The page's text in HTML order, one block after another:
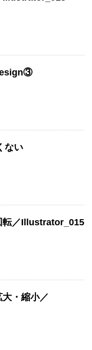
ない
転／Illustrator_015
・縮小／